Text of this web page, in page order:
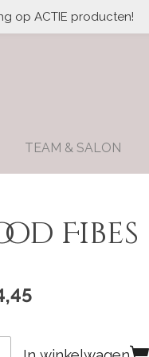
op ACTIE producten!
TEAM & SALON
Fibes